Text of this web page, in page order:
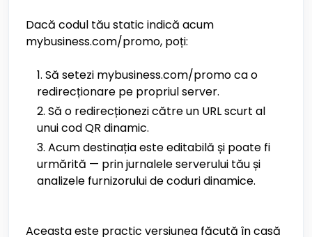
Dacă codul tău static indică acum
mybusiness.com/promo, poți:
Să setezi mybusiness.com/promo ca o
redirecționare pe propriul server.
Să o redirecționezi către un URL scurt al
unui cod QR dinamic.
Acum destinația este editabilă și poate fi
urmărită — prin jurnalele serverului tău și
analizele furnizorului de coduri dinamice.
Aceasta este practic versiunea făcută în casă